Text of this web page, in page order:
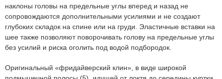
наклоны головы на предельные углы вперед и назад не
сопровождаются дополнительными усилиями и не создают
глубоких складок на спине или на груди. Эластичные вставки на
шее также позволяют поворочивать голову на предельные углы
без усилий и риска оголить под водой подбородок.
Оригинальный «фридайверский клин», в виде широкой